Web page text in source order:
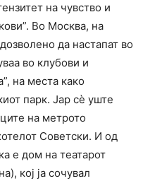
на чувство и
Во Москва, на
да настапат во
во клубови и
на места како
парк. Јар сè уште
на метрото
Советски. И од
е дом на театарот
кој ја сочувал